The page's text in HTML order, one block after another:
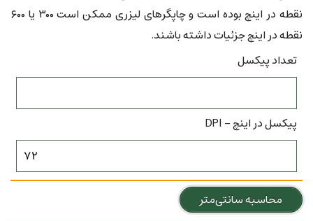
نقطه در اینچ بوده است و چاپگرهای لیزری ممکن است ۳۰۰ یا ۶۰۰
نقطه در اینچ جزئیات داشته باشند.
تعداد پیکسل
پیکسل در اینچ - DPI